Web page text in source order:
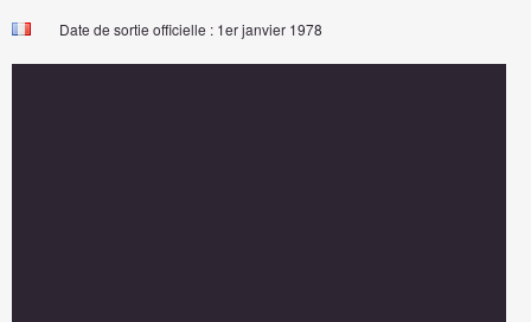
Date de sortie officielle : 1er janvier 1978